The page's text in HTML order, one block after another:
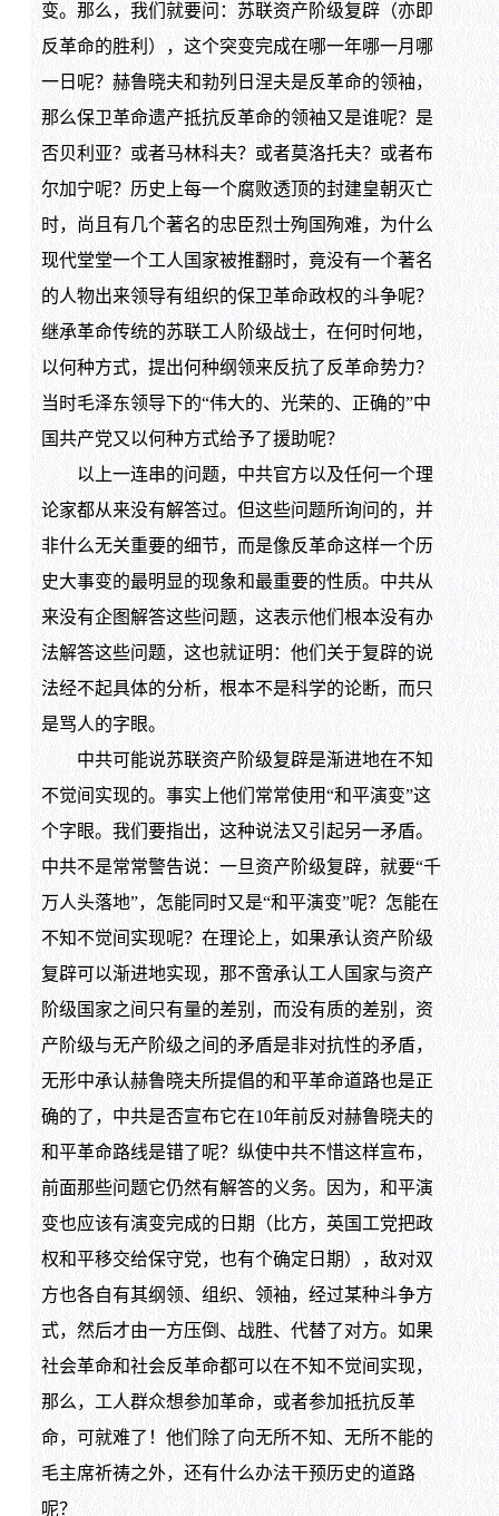
变。那么，我们就要问：苏联资产阶级复辟（亦即
反革命的胜利），这个突变完成在哪一年哪一月哪
一日呢？赫鲁晓夫和勃列日涅夫是反革命的领袖，
那么保卫革命遗产抵抗反革命的领袖又是谁呢？是
否贝利亚？或者马林科夫？或者莫洛托夫？或者布
尔加宁呢？历史上每一个腐败透顶的封建皇朝灭亡
时，尚且有几个著名的忠臣烈士殉国殉难，为什么
现代堂堂一个工人国家被推翻时，竟没有一个著名
的人物出来领导有组织的保卫革命政权的斗争呢？
继承革命传统的苏联工人阶级战士，在何时何地，
以何种方式，提出何种纲领来反抗了反革命势力？
当时毛泽东领导下的“伟大的、光荣的、正确的”中
国共产党又以何种方式给予了援助呢？
以上一连串的问题，中共官方以及任何一个理
论家都从来没有解答过。但这些问题所询问的，并
非什么无关重要的细节，而是像反革命这样一个历
史大事变的最明显的现象和最重要的性质。中共从
来没有企图解答这些问题，这表示他们根本没有办
法解答这些问题，这也就证明：他们关于复辟的说
法经不起具体的分析，根本不是科学的论断，而只
是骂人的字眼。
中共可能说苏联资产阶级复辟是渐进地在不知
不觉间实现的。事实上他们常常使用“和平演变”这
个字眼。我们要指出，这种说法又引起另一矛盾。
中共不是常常警告说：一旦资产阶级复辟，就要“千
万人头落地”，怎能同时又是“和平演变”呢？怎能在
不知不觉间实现呢？在理论上，如果承认资产阶级
复辟可以渐进地实现，那不啻承认工人国家与资产
阶级国家之间只有量的差别，而没有质的差别，资
产阶级与无产阶级之间的矛盾是非对抗性的矛盾，
无形中承认赫鲁晓夫所提倡的和平革命道路也是正
确的了，中共是否宣布它在10年前反对赫鲁晓夫的
和平革命路线是错了呢？纵使中共不惜这样宣布，
前面那些问题它仍然有解答的义务。因为，和平演
变也应该有演变完成的日期（比方，英国工党把政
权和平移交给保守党，也有个确定日期），敌对双
方也各自有其纲领、组织、领袖，经过某种斗争方
式，然后才由一方压倒、战胜、代替了对方。如果
社会革命和社会反革命都可以在不知不觉间实现，
那么，工人群众想参加革命，或者参加抵抗反革
命，可就难了！他们除了向无所不知、无所不能的
毛主席祈祷之外，还有什么办法干预历史的道路
呢？